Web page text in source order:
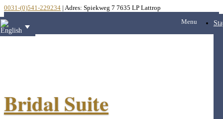
0031-(0)541-229234 | Adres: Spiekweg 7 7635 LP Lattrop
Menu
Bridal Suite